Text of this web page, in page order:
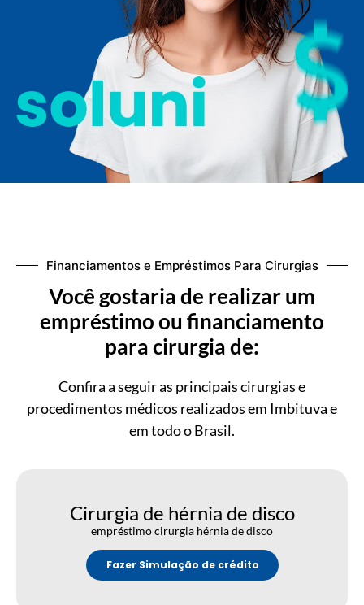
Financiamentos e Empréstimos Para Cirurgias
Você gostaria de realizar um
empréstimo ou financiamento
para cirurgia de:
Confira a seguir as principais cirurgias e
procedimentos médicos realizados em Imbituva e
em todo o Brasil.
Cirurgia de hérnia de disco
empréstimo cirurgia hérnia de disco
Fazer Simulação de crédito